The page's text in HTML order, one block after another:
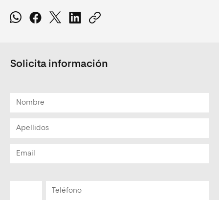
Solicita información